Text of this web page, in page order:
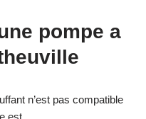
pompe a
n’est pas compatible
est.